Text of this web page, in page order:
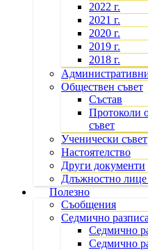
2022 г.
2021 г.
2020 г.
2019 г.
2018 г.
Обществен съвет
Състав
Протоколи
съвет
Ученически съвет
Настоятелство
Други документи
Длъжностно
Полезно
Съобщения
Седмично
Седмично
Седмично